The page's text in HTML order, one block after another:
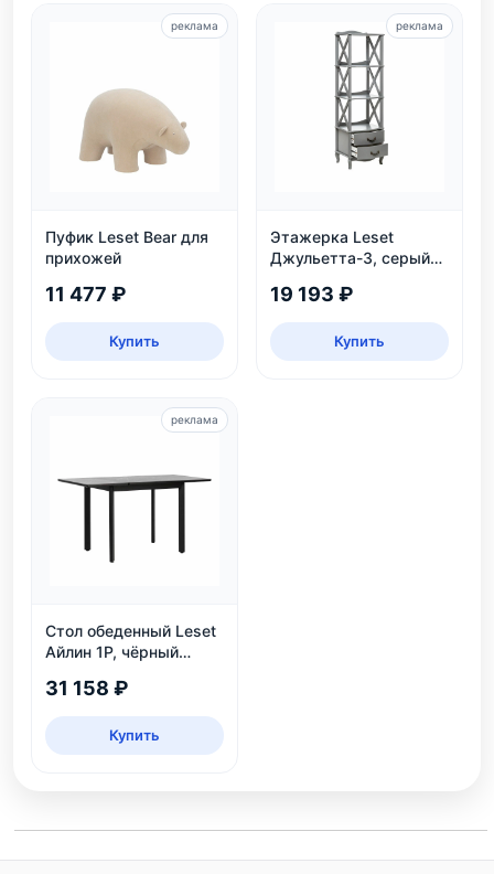
Пуфик Leset Bear для
прихожей
11 477 ₽
Купить
реклама
Этажерка Leset
Джульетта-3, серый
19 193 ₽
Купить
реклама
Стол обеденный Leset
Айлин 1Р, чёрный
31 158 ₽
Купить
реклама